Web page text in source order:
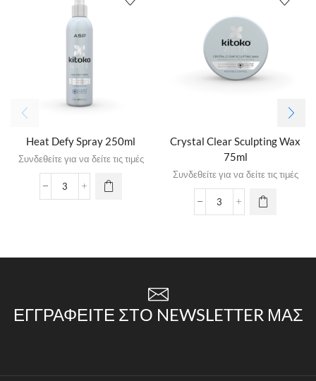
Heat Defy Spray 250ml
Συνδεθείτε για να δείτε τις τιμές
Crystal Clear Sculpting Wax
75ml
Συνδεθείτε για να δείτε τις τιμές
ΕΓΓΡΑΦΕΊΤΕ ΣΤΟ NEWSLETTER ΜΑΣ